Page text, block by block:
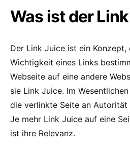
Was ist der
Der Link Juice ist ein
Wichtigkeit eines Links
Webseite auf eine andere
sie Link Juice. Im
die verlinkte Seite an Autorität
Je mehr Link Juice auf eine
ist ihre Relevanz.